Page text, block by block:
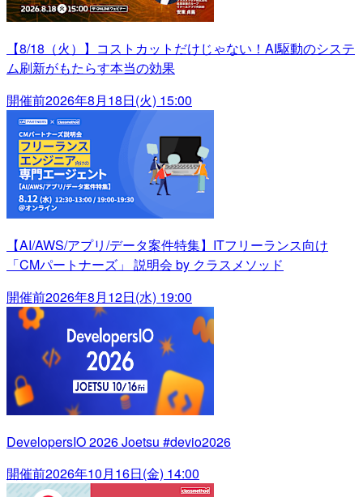
【8/18（火）】コストカットだけじゃない！AI駆動のシステ
ム刷新がもたらす本当の効果
開催前2026年8月18日(火) 15:00
【AI/AWS/アプリ/データ案件特集】ITフリーランス向け
「CMパートナーズ」 説明会 by クラスメソッド
開催前2026年8月12日(水) 19:00
DevelopersIO 2026 Joetsu #devio2026
開催前2026年10月16日(金) 14:00